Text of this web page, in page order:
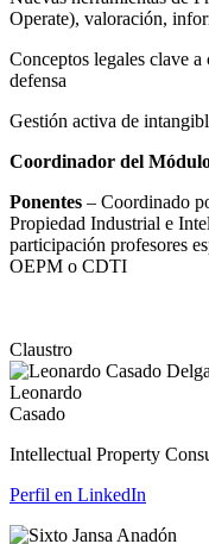
Operate), valoración,
Conceptos legales clave
defensa
Gestión activa de
Coordinador del
Ponentes – Coordinado
Propiedad Industrial e
participación profesores
OEPM o CDTI
Claustro
Leonardo
Casado
Intellectual Property
Perfil en LinkedIn